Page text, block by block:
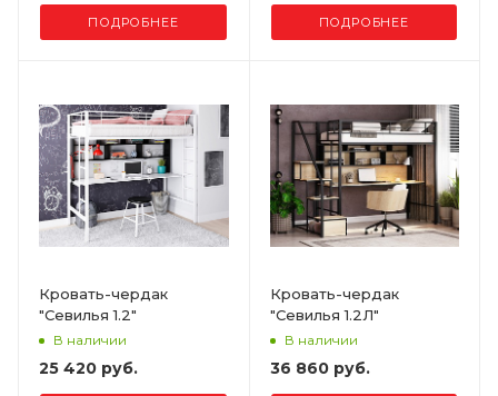
ПОДРОБНЕЕ ПОДРОБНЕЕ
Кровать-чердак
"Севилья 1.2"
В наличии
25 420 руб.
Кровать-чердак
"Севилья 1.2Л"
В наличии
36 860 руб.